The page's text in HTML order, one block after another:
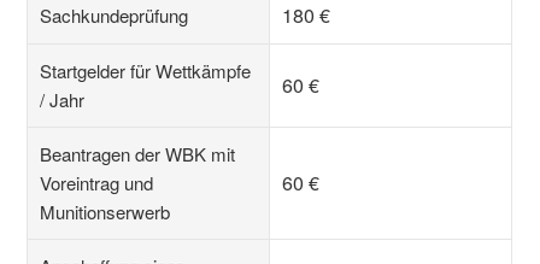
Sachkundeprüfung 180 €
Startgelder für Wettkämpfe
/ Jahr
60 €
Beantragen der WBK mit
Voreintrag und
Munitionserwerb
60 €